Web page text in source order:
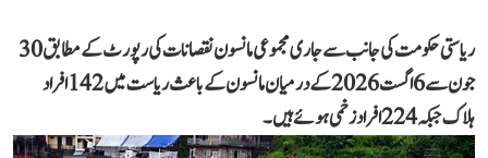
ریاستی حکومت کی جانب سے جاری مجموعی مانسون نقصانات کی رپورٹ کے مطابق 30
جون سے 6 اگست 2026 کے درمیان مانسون کے باعث ریاست میں 142 افراد
ہلاک جبکہ 224 افراد زخمی ہوئے ہیں۔